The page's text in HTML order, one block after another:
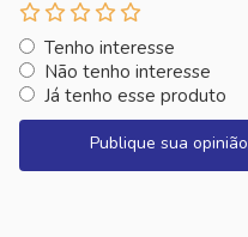
Tenho interesse
Não tenho interesse
Já tenho esse produto
Publique sua opinião